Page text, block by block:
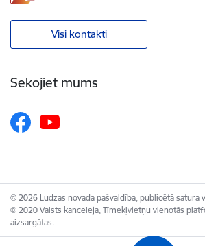
Visi kontakti
Sekojiet mums
© 2026 Ludzas novada pašvaldība, publicētā satura
© 2020 Valsts kanceleja, Tīmekļvietņu vienotās
aizsargātas.